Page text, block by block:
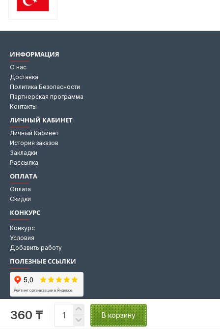
360 ₸ В корзину
ИНФОРМАЦИЯ
О нас
Доставка
Политика Безопасности
Партнерская программа
Контакты
ЛИЧНЫЙ КАБИНЕТ
Личный Кабинет
История заказов
Закладки
Рассылка
ОПЛАТА
Оплата
Скидки
КОНКУРС
Конкурс
Условия
Добавить работу
ПОЛЕЗНЫЕ ССЫЛКИ
Мы на Яндекс картах
Мы в 2GIS